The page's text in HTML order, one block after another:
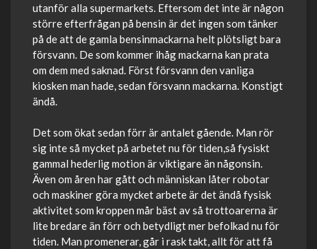
utanför alla supermarkets. Eftersom det inte är någon
större efterfrågan på bensin är det ingen som tänker
på de att de gamla bensinmackarna helt plötsligt bara
försvann. De som kommer ihåg mackarna kan prata
om dem med saknad. Först försvann den vanliga
kiosken man hade, sedan försvann mackarna. Konstigt
ändå.
Det som ökat sedan förr är antalet gående. Man rör
sig inte så mycket på arbetet nu för tiden,så fysiskt
gammal hederlig motion är viktigare än någonsin.
Även om åren har gått och människan låter robotar
och maskiner göra mycket arbete är det ändå fysisk
aktivitet som kroppen mår bäst av så trottoarerna är
lite bredare än förr och betydligt mer befolkad nu för
tiden. Man promenerar, går i rask takt, allt för att få